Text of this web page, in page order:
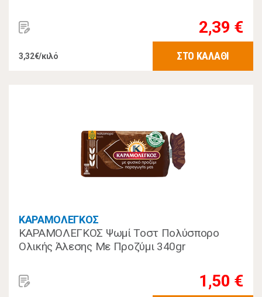
2,39 €
3,32€/κιλό ΣΤΟ ΚΑΛΑΘΙ
ΚΑΡΑΜΟΛΕΓΚΟΣ
ΚΑΡΑΜΟΛΕΓΚΟΣ Ψωμί Τοστ Πολύσπορο
Ολικής Άλεσης Με Προζύμι 340gr
1,50 €